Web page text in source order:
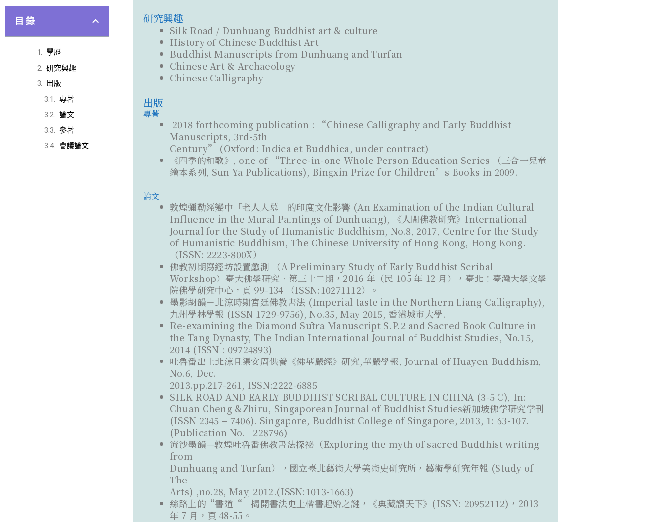
目 錄
學歷
研究興趣
出版
專著
論文
參著
會議論文
研究興趣
Silk Road / Dunhuang Buddhist art & culture
History of Chinese Buddhist Art
Buddhist Manuscripts from Dunhuang and Turfan
Chinese Art & Archaeology
Chinese Calligraphy
出版
專著
2018 forthcoming publication : “Chinese Calligraphy and Early Buddhist
Manuscripts, 3rd-5th
Century” (Oxford: Indica et Buddhica, under contract)
《四季的和歌》, one of “Three-in-one Whole Person Education Series （三合一兒童
繪本系列, Sun Ya Publications), Bingxin Prize for Children’s Books in 2009.
論文
敦煌彌勒經變中「老人入墓」的印度文化影響 (An Examination of the Indian Cultural
Influence in the Mural Paintings of Dunhuang), 《人間佛教研究》International
Journal for the Study of Humanistic Buddhism, No.8, 2017, Centre for the Study
of Humanistic Buddhism, The Chinese University of Hong Kong, Hong Kong.
（ISSN: 2223-800X）
佛教初期寫經坊設置蠡測 （A Preliminary Study of Early Buddhist Scribal
Workshop）臺大佛學研究．第三十二期，2016 年（民 105 年 12 月），臺北：臺灣大學文學
院佛學研究中心，頁 99-134 （ISSN:10271112）。
墨影胡韻－北涼時期宮廷佛教書法 (Imperial taste in the Northern Liang Calligraphy),
九州學林學報 (ISSN 1729-9756), No.35, May 2015, 香港城市大學.
Re-examining the Diamond Sūtra Manuscript S.P.2 and Sacred Book Culture in
the Tang Dynasty, The Indian International Journal of Buddhist Studies, No.15,
2014 (ISSN : 09724893)
吐魯番出土北涼且渠安周供養《佛華嚴經》研究,華嚴學報, Journal of Huayen Buddhism,
No.6, Dec.
2013.pp.217-261, ISSN:2222-6885
SILK ROAD AND EARLY BUDDHIST SCRIBAL CULTURE IN CHINA (3-5 C), In:
Chuan Cheng &Zhiru, Singaporean Journal of Buddhist Studies新加坡佛学研究学刊
(ISSN 2345 – 7406). Singapore, Buddhist College of Singapore, 2013, 1: 63-107.
(Publication No. : 228796)
流沙墨韻—敦煌吐魯番佛教書法探祕（Exploring the myth of sacred Buddhist writing
from
Dunhuang and Turfan），國立臺北藝術大學美術史研究所，藝術學研究年報 (Study of
The
Arts) ,no.28, May, 2012.(ISSN:1013-1663)
絲路上的“書道“─揭開書法史上楷書起始之謎，《典藏讀天下》(ISSN: 20952112)，2013
年 7 月，頁 48-55。